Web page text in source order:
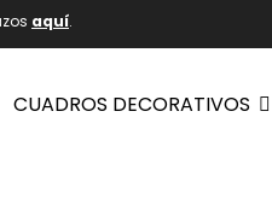
aquí.
CUADROS DECORATIVOS